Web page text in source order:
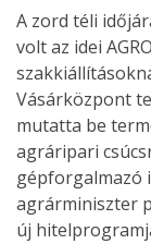
A zord téli
volt az idei
Vásárközpont
mutatta be
agráripari
gépforgalmazó
agrárminiszter
új